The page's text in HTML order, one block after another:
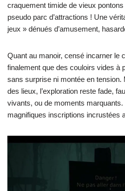
craquement timide de vieux
pseudo parc d’attractions ! Une
jeux » dénués d’amusement,
Quant au manoir, censé incarner le
finalement que des couloirs vides à
sans surprise ni montée en tension.
des lieux, l’exploration reste fade,
vivants, ou de moments
magnifiques inscriptions incrustées